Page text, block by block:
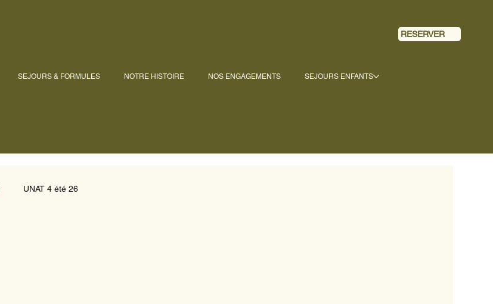
SEJOURS & FORMULES NOTRE HISTOIRE NOS ENGAGEMENTS SEJOURS ENFANTS
RESERVER
UNAT 4 été 26